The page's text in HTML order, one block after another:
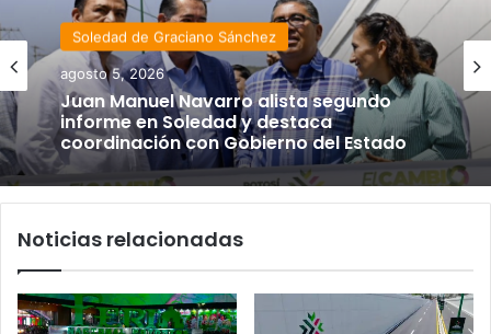
Soledad de Graciano Sánchez
agosto 5, 2026
Juan Manuel Navarro alista segundo
informe en Soledad y destaca
coordinación con Gobierno del Estado
Noticias relacionadas